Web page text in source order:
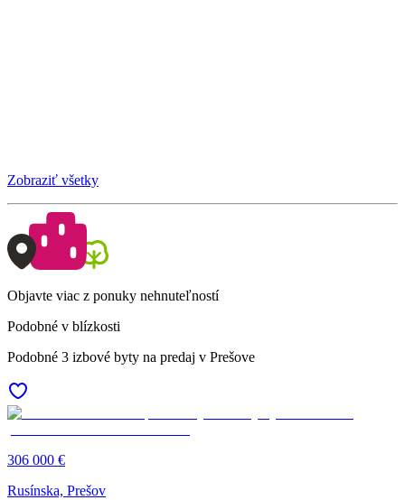
Zobraziť všetky
Objavte viac z ponuky nehnuteľností
Podobné v blízkosti
Podobné 3 izbové byty na predaj v Prešove
306 000 €
Rusínska, Prešov